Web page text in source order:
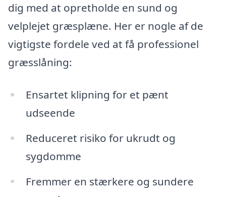
dig med at opretholde en sund og
velplejet græsplæne. Her er nogle af de
vigtigste fordele ved at få professionel
græsslåning:
Ensartet klipning for et pænt
udseende
Reduceret risiko for ukrudt og
sygdomme
Fremmer en stærkere og sundere